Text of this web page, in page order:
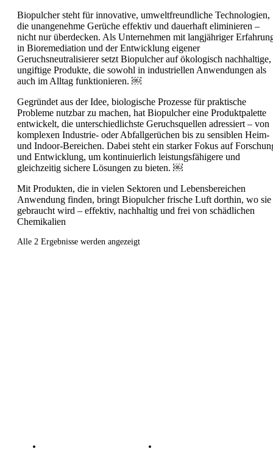
Biopulcher steht für innovative, umweltfreundliche Technologien,
die unangenehme Gerüche effektiv und dauerhaft eliminieren –
nicht nur überdecken. Als Unternehmen mit langjähriger
in Bioremediation und der Entwicklung eigener
Geruchsneutralisierer setzt Biopulcher auf ökologisch nachhaltige,
ungiftige Produkte, die sowohl in industriellen Anwendungen als
auch im Alltag funktionieren. ￼
Gegründet aus der Idee, biologische Prozesse für praktische
Probleme nutzbar zu machen, hat Biopulcher eine Produktpalette
entwickelt, die unterschiedlichste Geruchsquellen adressiert – von
komplexen Industrie- oder Abfallgerüchen bis zu sensiblen Heim-
und Indoor-Bereichen. Dabei steht ein starker Fokus auf
und Entwicklung, um kontinuierlich leistungsfähigere und
gleichzeitig sichere Lösungen zu bieten. ￼
Mit Produkten, die in vielen Sektoren und Lebensbereichen
Anwendung finden, bringt Biopulcher frische Luft dorthin, wo sie
gebraucht wird – effektiv, nachhaltig und frei von schädlichen
Chemikalien
Alle 2 Ergebnisse werden angezeigt